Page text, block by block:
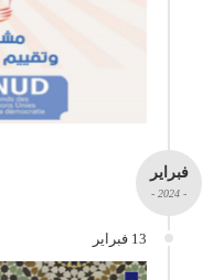
فبراير
- 2024 -
13 فبراير